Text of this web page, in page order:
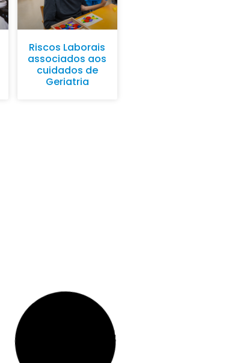
Riscos Laborais
associados aos
cuidados de
Geriatria